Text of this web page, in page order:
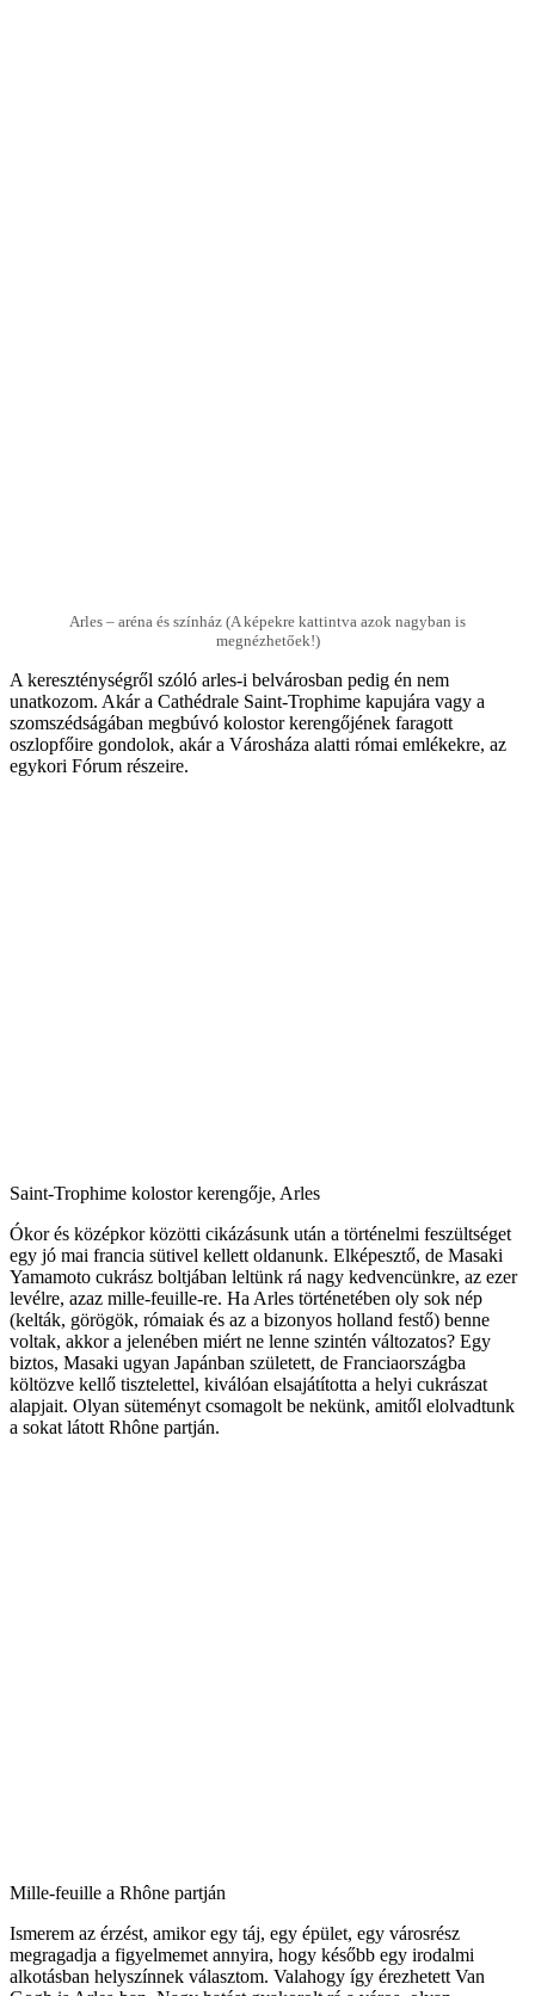
Arles – aréna és színház (A képekre kattintva azok nagyban is
megnézhetőek!)
A kereszténységről szóló arles-i belvárosban pedig én nem
unatkozom. Akár a Cathédrale Saint-Trophime kapujára vagy a
szomszédságában megbúvó kolostor kerengőjének faragott
oszlopfőire gondolok, akár a Városháza alatti római emlékekre, az
egykori Fórum részeire.
Saint-Trophime kolostor kerengője, Arles
Ókor és középkor közötti cikázásunk után a történelmi feszültséget
egy jó mai francia sütivel kellett oldanunk. Elképesztő, de Masaki
Yamamoto cukrász boltjában leltünk rá nagy kedvencünkre, az ezer
levélre, azaz mille-feuille-re. Ha Arles történetében oly sok nép
(kelták, görögök, rómaiak és az a bizonyos holland festő) benne
voltak, akkor a jelenében miért ne lenne szintén változatos? Egy
biztos, Masaki ugyan Japánban született, de Franciaországba
költözve kellő tisztelettel, kiválóan elsajátította a helyi cukrászat
alapjait. Olyan süteményt csomagolt be nekünk, amitől elolvadtunk
a sokat látott Rhône partján.
Mille-feuille a Rhône partján
Ismerem az érzést, amikor egy táj, egy épület, egy városrész
megragadja a figyelmemet annyira, hogy később egy irodalmi
alkotásban helyszínnek választom. Valahogy így érezhetett Van